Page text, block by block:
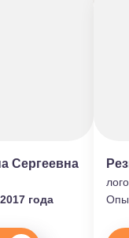
Сергеевна
года